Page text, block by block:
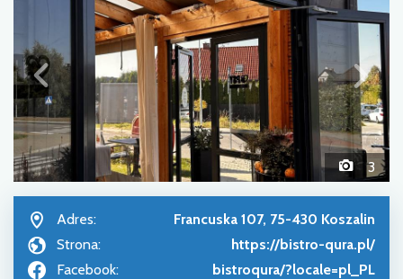
3
Adres:
Francuska 107, 75-430 Koszalin
Strona:
https://bistro-qura.pl/
Facebook:
bistroqura/?locale=pl_PL